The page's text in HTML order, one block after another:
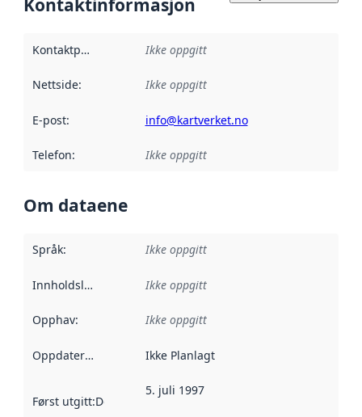
Kontaktinformasjon
Kontaktpunkt Ikke oppgitt
Nettside: Ikke oppgitt
E-post: info@kartverket.no
Telefon: Ikke oppgitt
Om dataene
Språk: Ikke oppgitt
Innholdsleverandører :
Ikke oppgitt
Opphav: Ikke oppgitt
Oppdateringsfrekvens :
Ikke Planlagt
Først utgitt:Denne datoen sier når dataene i dette
5. juli 1997